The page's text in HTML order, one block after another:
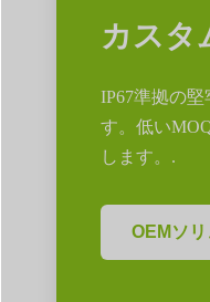
カスタ
IP67準拠の
す。低い
します。.
OEMソ